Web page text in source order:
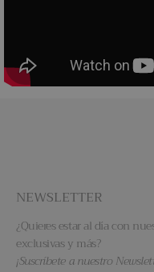
NEWSLETTER
¿Quieres estar al día con
exclusivas y más?
¡Suscríbete a nuestro